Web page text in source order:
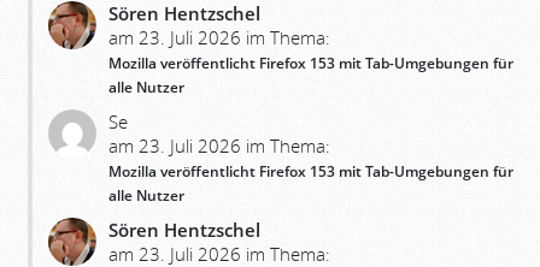
Sören Hentzschel
am 23. Juli 2026 im Thema:
Mozilla veröffentlicht Firefox 153 mit Tab-Umgebungen für
alle Nutzer
Se
am 23. Juli 2026 im Thema:
Mozilla veröffentlicht Firefox 153 mit Tab-Umgebungen für
alle Nutzer
Sören Hentzschel
am 23. Juli 2026 im Thema: